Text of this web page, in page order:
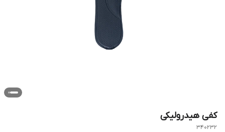
کفی هیدرولیکی
340232